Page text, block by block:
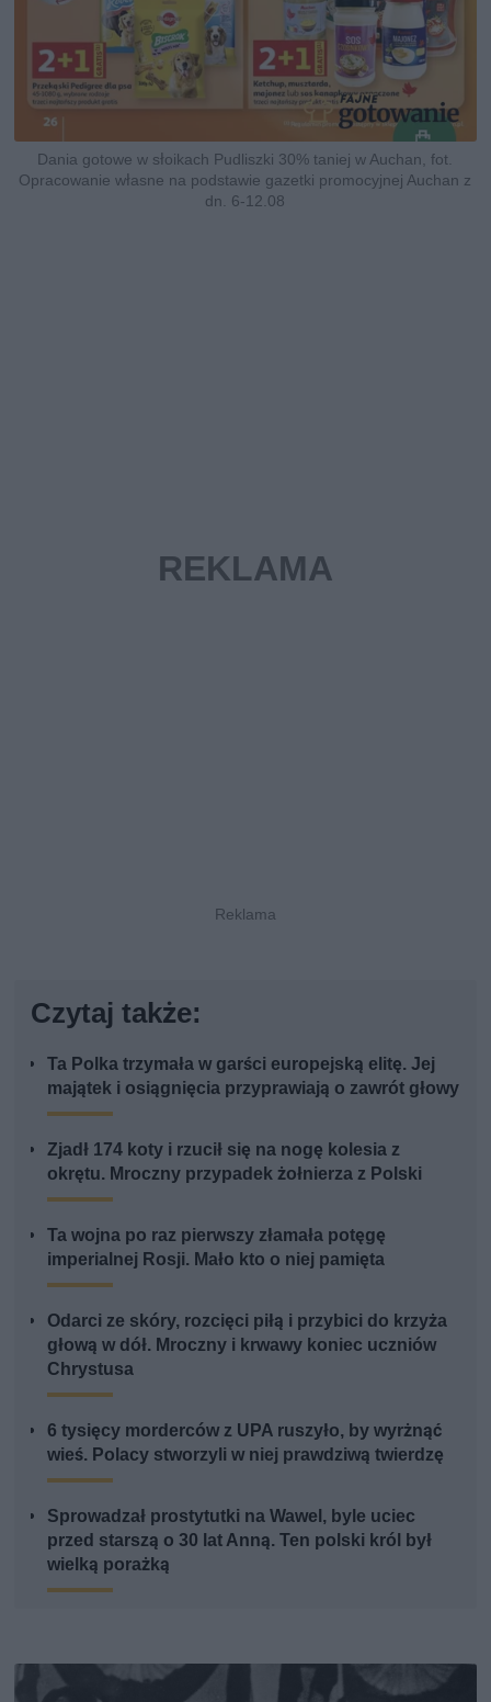
Dania gotowe w słoikach Pudliszki 30% taniej w Auchan, fot.
Opracowanie własne na podstawie gazetki promocyjnej Auchan z
dn. 6-12.08
Czytaj także:
Ta Polka trzymała w garści europejską elitę. Jej
majątek i osiągnięcia przyprawiają o zawrót głowy
Zjadł 174 koty i rzucił się na nogę kolesia z
okrętu. Mroczny przypadek żołnierza z Polski
Ta wojna po raz pierwszy złamała potęgę
imperialnej Rosji. Mało kto o niej pamięta
Odarci ze skóry, rozcięci piłą i przybici do krzyża
głową w dół. Mroczny i krwawy koniec uczniów
Chrystusa
6 tysięcy morderców z UPA ruszyło, by wyrżnąć
wieś. Polacy stworzyli w niej prawdziwą twierdzę
Sprowadzał prostytutki na Wawel, byle uciec
przed starszą o 30 lat Anną. Ten polski król był
wielką porażką